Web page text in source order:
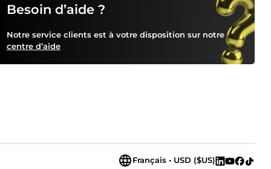
Besoin d’aide ?
Notre service clients est à votre disposition sur notre
centre d’aide
Français • USD ($US)